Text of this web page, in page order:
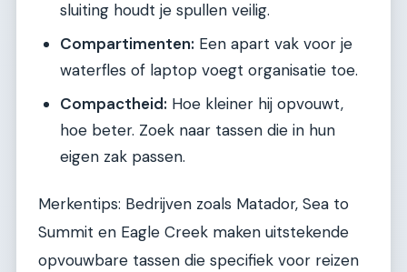
sluiting houdt je spullen veilig.
Compartimenten: Een apart vak voor je
waterfles of laptop voegt organisatie toe.
Compactheid: Hoe kleiner hij opvouwt,
hoe beter. Zoek naar tassen die in hun
eigen zak passen.
Merkentips: Bedrijven zoals Matador, Sea to
Summit en Eagle Creek maken uitstekende
opvouwbare tassen die specifiek voor reizen